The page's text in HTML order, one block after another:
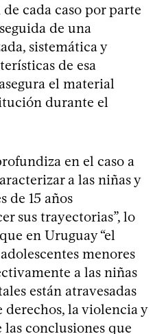
cada caso por parte
de una
sistemática y
de esa
el material
durante el
en el caso a
a las niñas y
de 15 años
sus trayectorias”, lo
en Uruguay “el
menores
a las niñas
están atravesadas
la violencia y
las conclusiones que